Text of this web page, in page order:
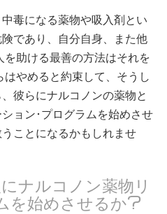
毒になる薬物や吸入剤とい
であり、自分自身、また他
助ける最善の方法はそれを
やめると約束して、そうし
彼らにナルコノンの薬物と
ョン･プログラムを始めさせ
ことになるかもしれませ
ナルコノン薬物リ
を始めさせるか?